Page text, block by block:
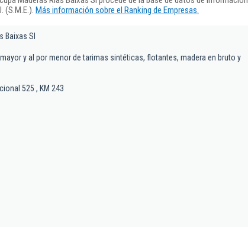
(S.M.E.). Más información sobre el Ranking de Empresas.
Baixas Sl
y al por menor de tarimas sintéticas, flotantes, madera en bruto y
525 , KM 243